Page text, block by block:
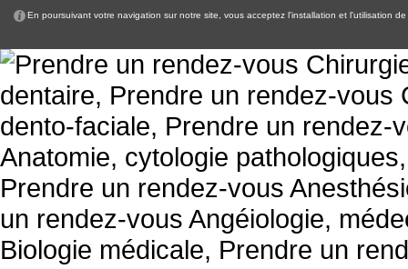
En poursuivant votre navigation sur notre site, vous acceptez l'installation et l'utilisation